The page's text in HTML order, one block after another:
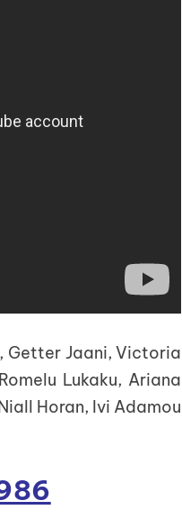
Getter Jaani, Victoria
Lukaku, Ariana
Horan, Ivi Adamou